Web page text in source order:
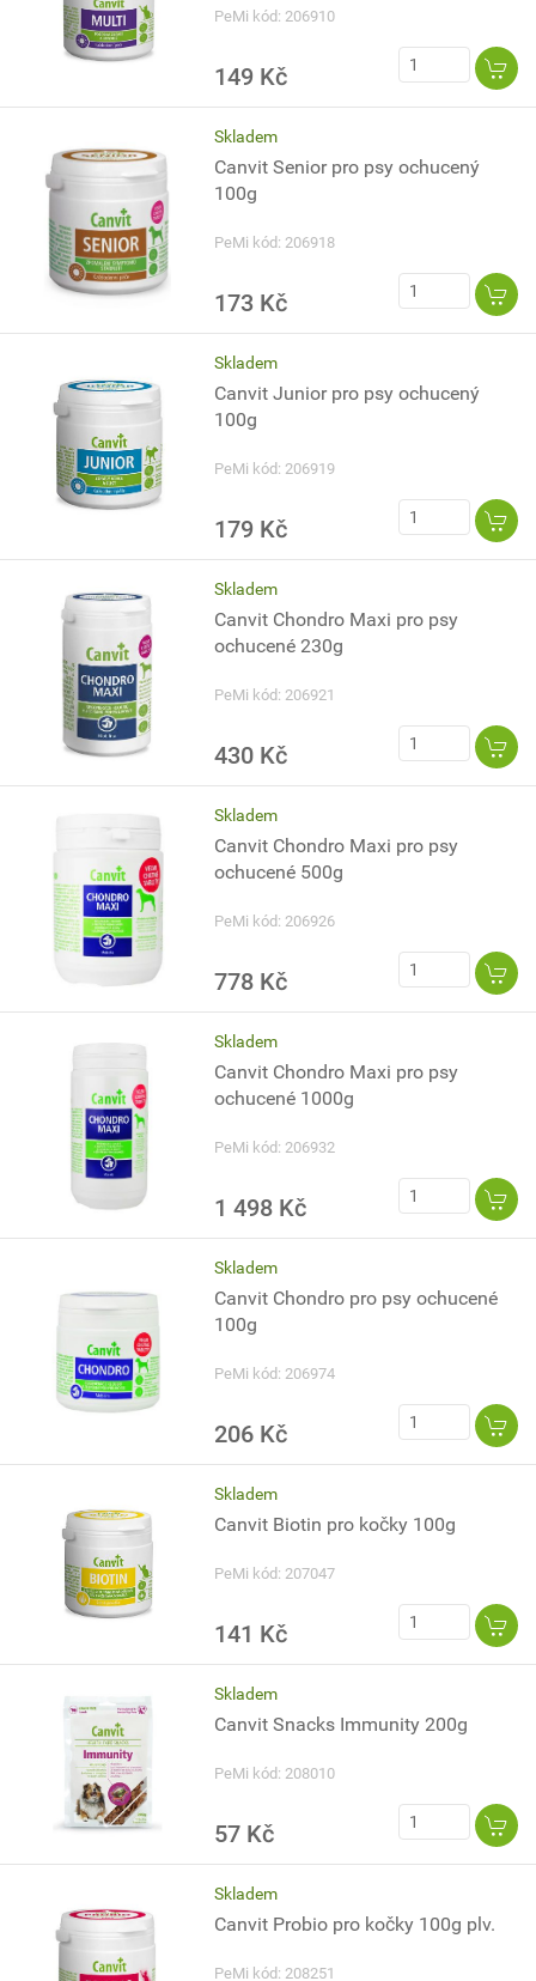
PeMi kód: 206910
149 Kč
Skladem
Canvit Senior pro psy ochucený
100g
PeMi kód: 206918
173 Kč
Skladem
Canvit Junior pro psy ochucený
100g
PeMi kód: 206919
179 Kč
Skladem
Canvit Chondro Maxi pro psy
ochucené 230g
PeMi kód: 206921
430 Kč
Skladem
Canvit Chondro Maxi pro psy
ochucené 500g
PeMi kód: 206926
778 Kč
Skladem
Canvit Chondro Maxi pro psy
ochucené 1000g
PeMi kód: 206932
1 498 Kč
Skladem
Canvit Chondro pro psy ochucené
100g
PeMi kód: 206974
206 Kč
Skladem
Canvit Biotin pro kočky 100g
PeMi kód: 207047
141 Kč
Skladem
Canvit Snacks Immunity 200g
PeMi kód: 208010
57 Kč
Skladem
Canvit Probio pro kočky 100g plv.
PeMi kód: 208251